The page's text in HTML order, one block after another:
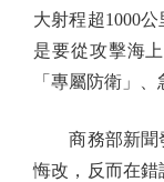
大射程超1000
是要從攻擊海
「專屬防衛」
商務部新聞發
悔改，反而在